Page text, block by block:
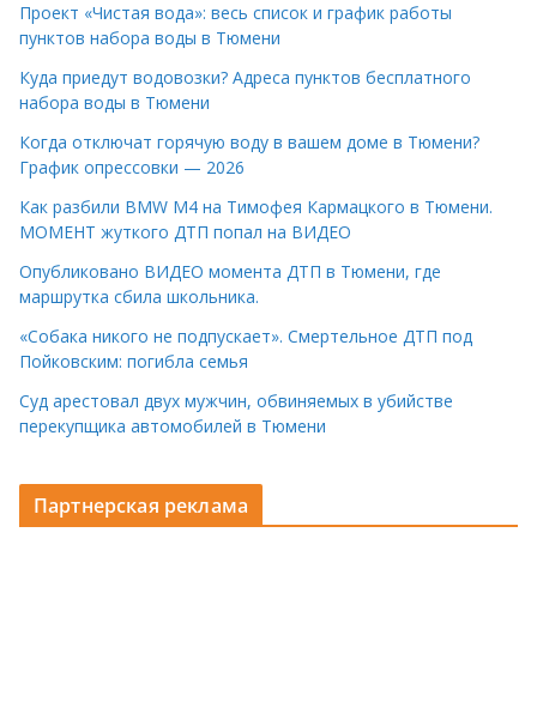
Проект «Чистая вода»: весь список и график работы
пунктов набора воды в Тюмени
Куда приедут водовозки? Адреса пунктов бесплатного
набора воды в Тюмени
Когда отключат горячую воду в вашем доме в Тюмени?
График опрессовки — 2026
Как разбили BMW M4 на Тимофея Кармацкого в Тюмени.
МОМЕНТ жуткого ДТП попал на ВИДЕО
Опубликовано ВИДЕО момента ДТП в Тюмени, где
маршрутка сбила школьника.
«Собака никого не подпускает». Смертельное ДТП под
Пойковским: погибла семья
Суд арестовал двух мужчин, обвиняемых в убийстве
перекупщика автомобилей в Тюмени
Партнерская реклама